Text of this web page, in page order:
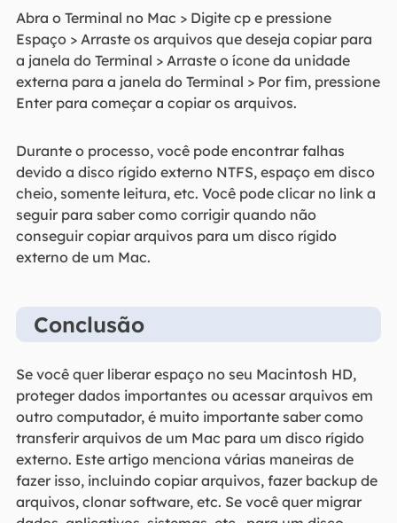
Abra o Terminal no Mac > Digite cp e pressione
Espaço > Arraste os arquivos que deseja copiar para
a janela do Terminal > Arraste o ícone da unidade
externa para a janela do Terminal > Por fim, pressione
Enter para começar a copiar os arquivos.
Durante o processo, você pode encontrar falhas
devido a disco rígido externo NTFS, espaço em disco
cheio, somente leitura, etc. Você pode clicar no link a
seguir para saber como corrigir quando não
conseguir copiar arquivos para um disco rígido
externo de um Mac.
Conclusão
Se você quer liberar espaço no seu Macintosh HD,
proteger dados importantes ou acessar arquivos em
outro computador, é muito importante saber como
transferir arquivos de um Mac para um disco rígido
externo. Este artigo menciona várias maneiras de
fazer isso, incluindo copiar arquivos, fazer backup de
arquivos, clonar software, etc. Se você quer migrar